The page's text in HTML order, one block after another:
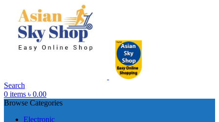
Search
0 items ৳ 0.00
Browse Categories
Electronic